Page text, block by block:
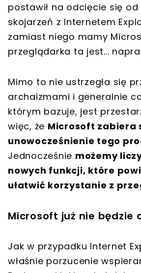
postawił na odcięcie się od
skojarzeń z Internetem
zamiast niego mamy
przeglądarka ta jest...
Mimo to nie ustrzegła się
archaizmami i generalnie
którym bazuje, jest
więc, że Microsoft zabiera
unowocześnienie tego
Jednocześnie możemy
nowych funkcji, które
ułatwić korzystanie z
Microsoft już nie będzie
Jak w przypadku Internet
właśnie porzucenie